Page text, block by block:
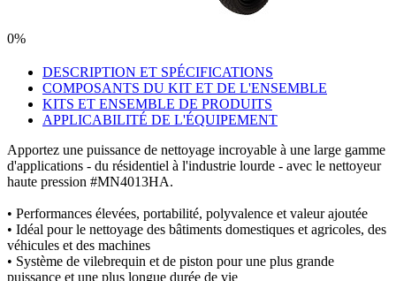
0%
DESCRIPTION ET SPÉCIFICATIONS
COMPOSANTS DU KIT ET DE L'ENSEMBLE
KITS ET ENSEMBLE DE PRODUITS
APPLICABILITÉ DE L'ÉQUIPEMENT
Apportez une puissance de nettoyage incroyable à une large gamme
d'applications - du résidentiel à l'industrie lourde - avec le nettoyeur
haute pression #MN4013HA.
• Performances élevées, portabilité, polyvalence et valeur ajoutée
• Idéal pour le nettoyage des bâtiments domestiques et agricoles, des
véhicules et des machines
• Système de vilebrequin et de piston pour une plus grande
puissance et une plus longue durée de vie